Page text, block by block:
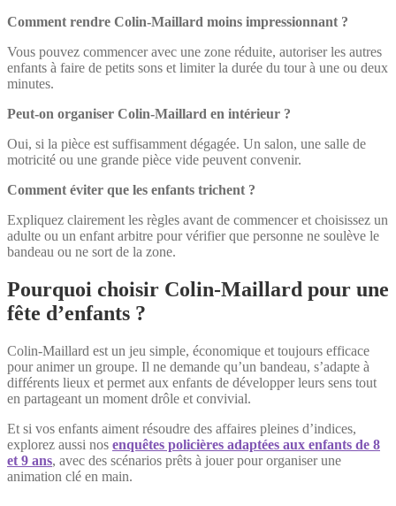
Comment rendre Colin-Maillard moins impressionnant ?
Vous pouvez commencer avec une zone réduite, autoriser les autres
enfants à faire de petits sons et limiter la durée du tour à une ou deux
minutes.
Peut-on organiser Colin-Maillard en intérieur ?
Oui, si la pièce est suffisamment dégagée. Un salon, une salle de
motricité ou une grande pièce vide peuvent convenir.
Comment éviter que les enfants trichent ?
Expliquez clairement les règles avant de commencer et choisissez un
adulte ou un enfant arbitre pour vérifier que personne ne soulève le
bandeau ou ne sort de la zone.
Pourquoi choisir Colin-Maillard pour une
fête d’enfants ?
Colin-Maillard est un jeu simple, économique et toujours efficace
pour animer un groupe. Il ne demande qu’un bandeau, s’adapte à
différents lieux et permet aux enfants de développer leurs sens tout
en partageant un moment drôle et convivial.
Et si vos enfants aiment résoudre des affaires pleines d’indices,
explorez aussi nos enquêtes policières adaptées aux enfants de 8
et 9 ans, avec des scénarios prêts à jouer pour organiser une
animation clé en main.